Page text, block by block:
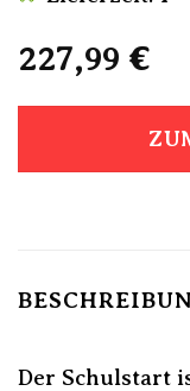
227,99 €
Der Schulstart